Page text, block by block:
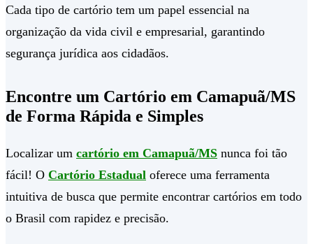
Cada tipo de cartório tem um papel essencial na
organização da vida civil e empresarial, garantindo
segurança jurídica aos cidadãos.
Encontre um Cartório em Camapuã/MS
de Forma Rápida e Simples
Localizar um cartório em Camapuã/MS nunca foi tão
fácil! O Cartório Estadual oferece uma ferramenta
intuitiva de busca que permite encontrar cartórios em todo
o Brasil com rapidez e precisão.